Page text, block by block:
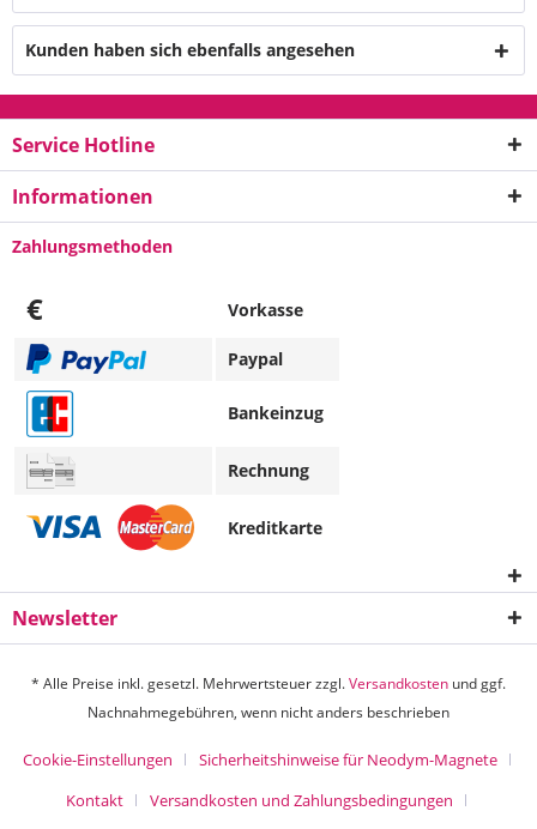
Kunden haben sich ebenfalls angesehen
Service Hotline
Informationen
Zahlungsmethoden
€ Vorkasse
Paypal
Bankeinzug
Rechnung
Kreditkarte
Newsletter
* Alle Preise inkl. gesetzl. Mehrwertsteuer zzgl.Versandkosten und ggf.
Nachnahmegebühren, wenn nicht anders beschrieben
Cookie-Einstellungen
Sicherheitshinweise für Neodym-Magnete
Kontakt
Versandkosten und Zahlungsbedingungen